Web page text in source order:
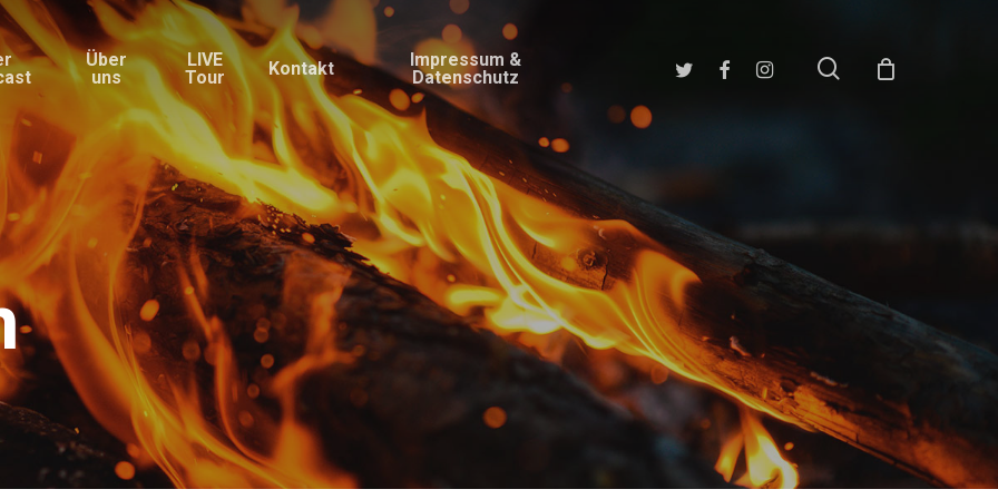
Über
uns
LIVE
Tour
Kontakt
Impressum &
Datenschutz
twitter facebookinstagram search